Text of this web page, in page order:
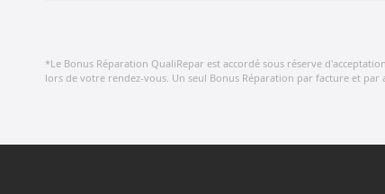
*Le Bonus Réparation QualiRepar est accordé sous réserve
lors de votre rendez-vous. Un seul Bonus Réparation par facture et